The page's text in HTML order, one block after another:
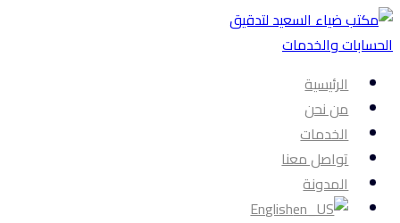
التجاوز
إلى
الرئيسية
من نحن
الخدمات
تواصل معنا
المدونة
English